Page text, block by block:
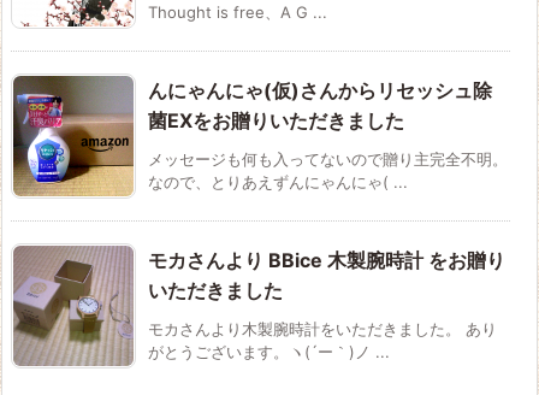
Thought is free、A G ...
んにゃんにゃ(仮)さんからリセッシュ除
菌EXをお贈りいただきました
メッセージも何も入ってないので贈り主完全不明。
なので、とりあえずんにゃんにゃ( ...
モカさんより BBice 木製腕時計 をお贈り
いただきました
モカさんより木製腕時計をいただきました。 あり
がとうございます。ヽ(´ー｀)ノ ...